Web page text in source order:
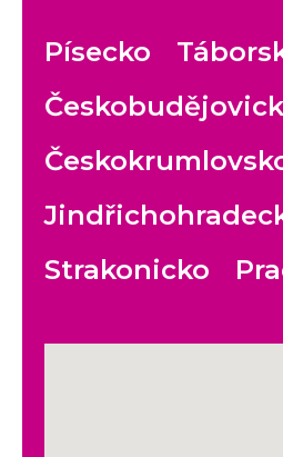
Písecko
Strakonicko